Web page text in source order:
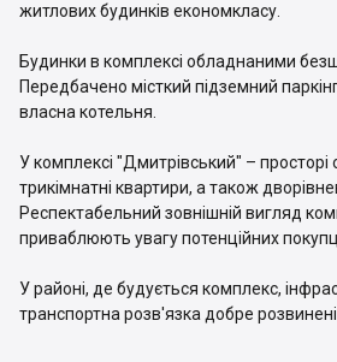
житлових будинків економкласу.
Будинки в комплексі обладнаними
Передбачено місткий підземний
власна котельня.
У комплексі "Дмитрівський" – просторі
трикімнатні квартири, а також
Респектабельний зовнішній вигляд
приваблюють увагу потенційних
У районі, де будується комплекс,
транспортна розв'язка добре